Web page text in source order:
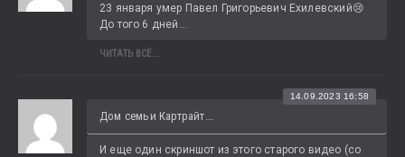
23 января умер Павел Григорьевич Ехилевский😢
До того 6 дней...
ЧИТАТЬ ВСЁ...
Дом семьи Картрайт...
14.09.2023 16:58
И еще один скриншот из этого старого видео (со